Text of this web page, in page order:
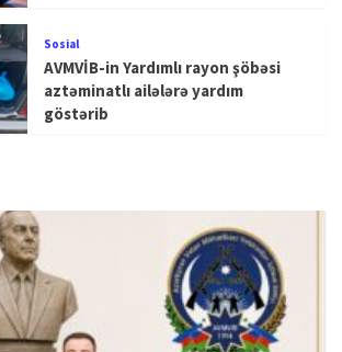
Sosial
AVMVİB-in Yardımlı rayon şöbəsi
aztəminatlı ailələrə yardım
göstərib